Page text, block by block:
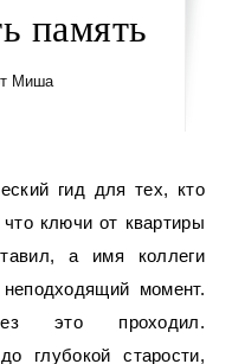
память
Миша
ключи от квартиры
а имя коллеги
момент.
это проходил.
глубокой старости,